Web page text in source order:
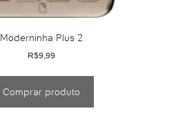
Moderninha Plus 2
R$9,99
Comprar produto